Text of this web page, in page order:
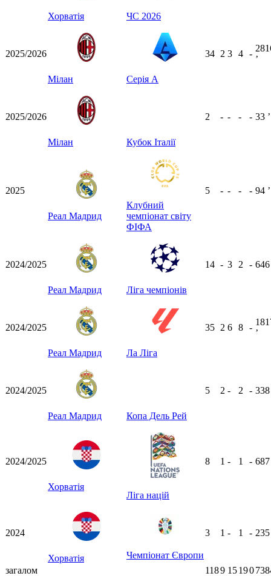
Хорватія ЧС 2026
2025/2026
Мілан Серія А
34 2 3 4 -
ʼ
2025/2026
Мілан Кубок Італії
2 - - - - 33 ʼ
2025
Реал Мадрид
Клубний
чемпіонат світу
ФІФА
5 - - - - 94 ʼ
2024/2025
Реал Мадрид Ліга чемпіонів
14 - 3 2 -
2024/2025
Реал Мадрид Ла Ліга
35 2 6 8 -
ʼ
2024/2025
Реал Мадрид Копа Дель Рей
5 2 - 2 -
2024/2025
Хорватія
Ліга націй
8 1 - 1 -
2024
Хорватія Чемпіонат Європи
3 1 - 1 -
загалом 1189 15190